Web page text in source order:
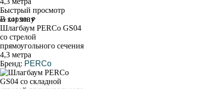
Быстрый просмотр
В корзину
от 141 900 ₽
Шлагбаум PERCo GS04
со стрелой
прямоугольного сечения
4,3 метра
Бренд: PERCo